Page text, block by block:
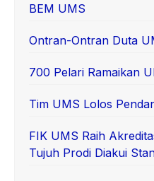
BEM UMS
Ontran-Ontran Duta
700 Pelari Ramaikan
Tim UMS Lolos
FIK UMS Raih
Tujuh Prodi Diakui